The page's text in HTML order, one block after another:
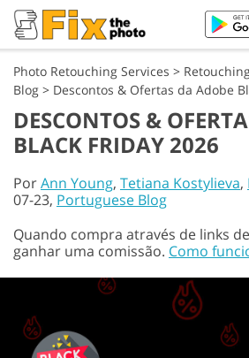
Photo Retouching Services >
Blog > Descontos & Ofertas da Adobe
DESCONTOS &
BLACK FRIDAY 2026
PorAnn Young, Tetiana Kostylieva,
07-23, Portuguese Blog
Quando compra através de links
ganhar uma comissão. Como